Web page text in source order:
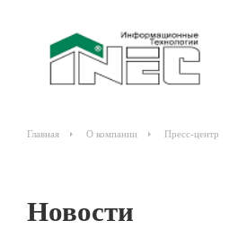
Главная О компании Пресс-центр
Новости